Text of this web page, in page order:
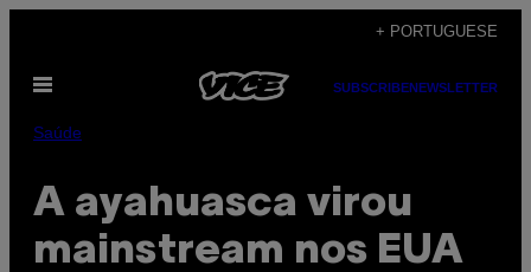
content
+ PORTUGUESE
Open
SUBSCRIBENEWSLETTER
Saúde
A ayahuasca virou
mainstream nos EUA